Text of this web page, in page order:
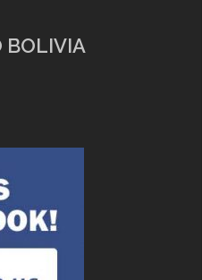
BOLIVIA